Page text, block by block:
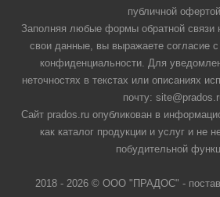
публичной
Заполняя любые формы обратной связи
свои данные, вы выражаете согласие
конфиденциальности. Для
неточностях в текстах или описаниях
почту:
Сайт prados.ru опубликован в
как каталог продукции и услуг и не
побудительной
2018 - 2026 © ООО "ПРАДОС" -